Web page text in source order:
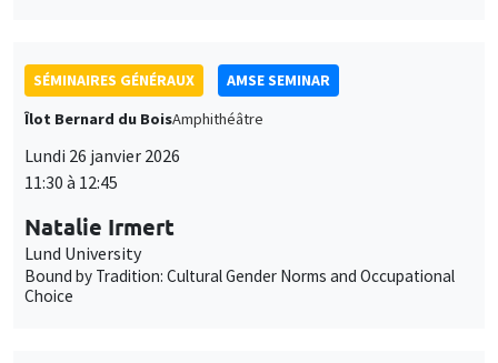
SÉMINAIRES GÉNÉRAUX
AMSE SEMINAR
Îlot Bernard du BoisAmphithéâtre
Lundi 26 janvier 2026
11:30 à 12:45
Natalie Irmert
Lund University
Bound by Tradition: Cultural Gender Norms and Occupational
Choice